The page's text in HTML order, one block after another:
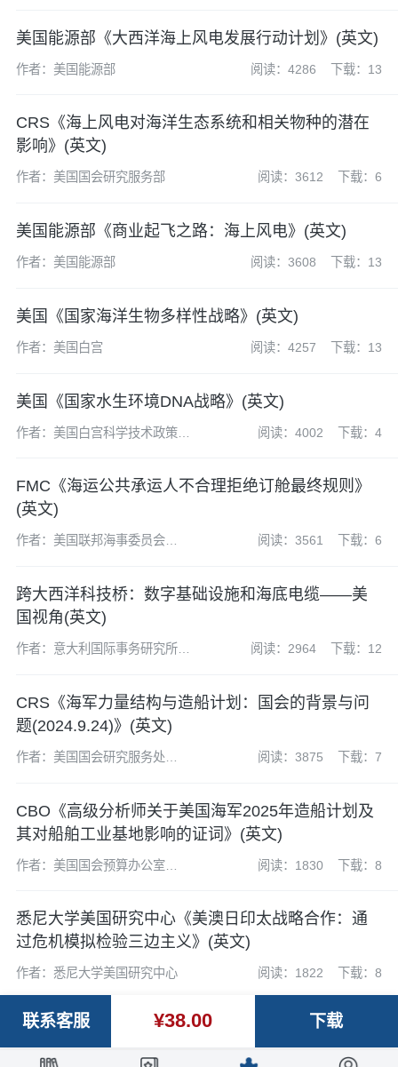
美国能源部《大西洋海上风电发展行动计划》(英文)
作者：美国能源部 阅读：4286 下载：13
CRS《海上风电对海洋生态系统和相关物种的潜在
影响》(英文)
作者：美国国会研究服务部 阅读：3612 下载：6
美国能源部《商业起飞之路：海上风电》(英文)
作者：美国能源部 阅读：3608 下载：13
美国《国家海洋生物多样性战略》(英文)
作者：美国白宫 阅读：4257 下载：13
美国《国家水生环境DNA战略》(英文)
作者：美国白宫科学技术政策办
阅读：4002 下载：4
FMC《海运公共承运人不合理拒绝订舱最终规则》
(英文)
作者：美国联邦海事委员会
阅读：3561 下载：6
跨大西洋科技桥：数字基础设施和海底电缆——美
国视角(英文)
作者：意大利国际事务研究所
阅读：2964 下载：12
CRS《海军力量结构与造船计划：国会的背景与问
题(2024.9.24)》(英文)
作者：美国国会研究服务处
阅读：3875 下载：7
CBO《高级分析师关于美国海军2025年造船计划及
其对船舶工业基地影响的证词》(英文)
作者：美国国会预算办公室
阅读：1830 下载：8
悉尼大学美国研究中心《美澳日印太战略合作：通
过危机模拟检验三边主义》(英文)
作者：悉尼大学美国研究中心 阅读：1822 下载：8
联系客服 ¥38.00 下载